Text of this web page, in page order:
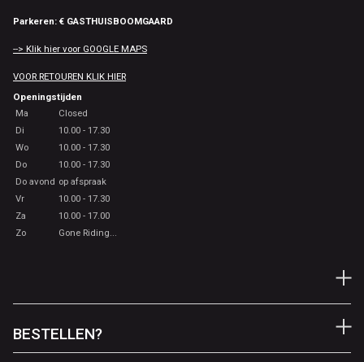
Parkeren: € GASTHUISBOOMGAARD
--> Klik hier voor GOOGLE MAPS
VOOR RETOUREN KLIK HIER
Openingstijden
Ma
Closed
Di
10.00 - 17.30
Wo
10.00 - 17.30
Do
10.00 - 17.30
Do avond op afspraak
Vr
10.00 - 17.30
Za
10.00 - 17.00
Zo
Gone Riding...
BESTELLEN?